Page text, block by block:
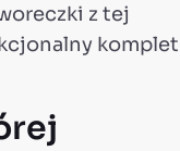
z tej
komplet